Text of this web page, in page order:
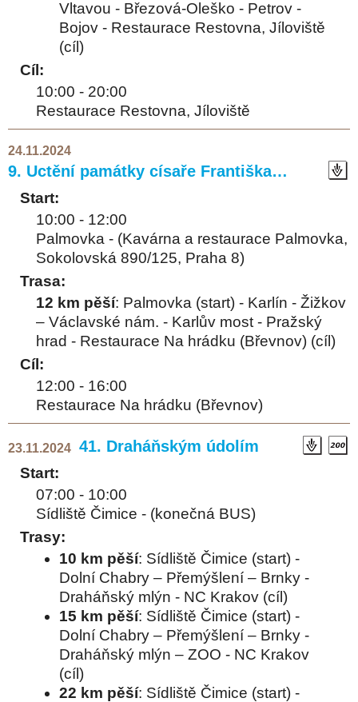
Vltavou - Březová-Oleško - Petrov -
Bojov - Restaurace Restovna, Jíloviště
(cíl)
Cíl:
10:00 - 20:00
Restaurace Restovna, Jíloviště
24.11.2024
9. Uctění památky císaře Františka…
Start:
10:00 - 12:00
Palmovka - (Kavárna a restaurace Palmovka,
Sokolovská 890/125, Praha 8)
Trasa:
12 km pěší: Palmovka (start) - Karlín - Žižkov
– Václavské nám. - Karlův most - Pražský
hrad - Restaurace Na hrádku (Břevnov) (cíl)
Cíl:
12:00 - 16:00
Restaurace Na hrádku (Břevnov)
23.11.2024 41. Draháňským údolím
Start:
07:00 - 10:00
Sídliště Čimice - (konečná BUS)
Trasy:
10 km pěší: Sídliště Čimice (start) -
Dolní Chabry – Přemýšlení – Brnky -
Draháňský mlýn - NC Krakov (cíl)
15 km pěší: Sídliště Čimice (start) -
Dolní Chabry – Přemýšlení – Brnky -
Draháňský mlýn – ZOO - NC Krakov
(cíl)
22 km pěší: Sídliště Čimice (start) -